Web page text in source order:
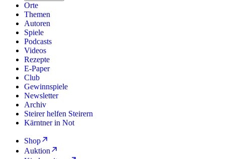
Orte
Themen
Autoren
Spiele
Podcasts
Videos
Rezepte
E-Paper
Club
Gewinnspiele
Newsletter
Archiv
Steirer helfen Steirern
Kärntner in Not
Shop
Auktion